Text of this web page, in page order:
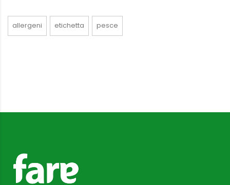
allergeni etichetta pesce